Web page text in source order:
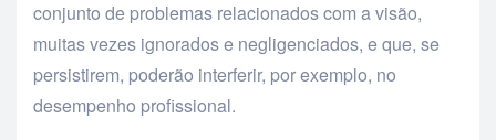
conjunto de problemas relacionados com a visão,
muitas vezes ignorados e negligenciados, e que, se
persistirem, poderão interferir, por exemplo, no
desempenho profissional.